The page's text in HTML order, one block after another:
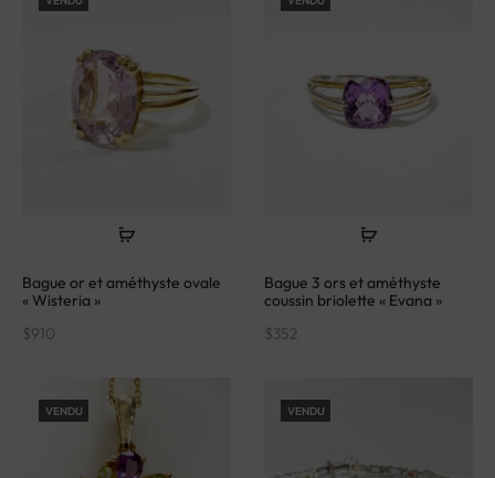
Bague or et améthyste ovale
« Wisteria »
$910
Bague 3 ors et améthyste
coussin briolette « Evana »
$ 352
VENDU VENDU